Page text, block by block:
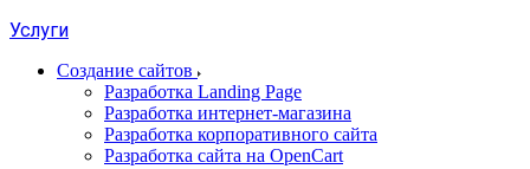
Услуги
Создание сайтов
Разработка Landing Page
Разработка интернет-магазина
Разработка корпоративного сайта
Разработка сайта на OpenCart